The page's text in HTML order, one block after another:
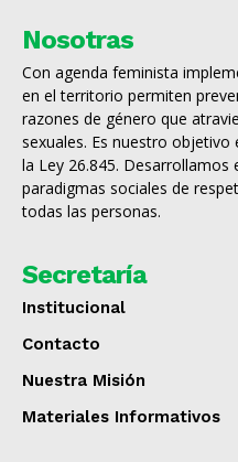
Nosotras
Con agenda feminista
en el territorio permiten
razones de género que
sexuales. Es nuestro
la Ley 26.845. Desarrollamos
paradigmas sociales de
todas las personas.
Secretaría
Institucional
Contacto
Nuestra Misión
Materiales Informativos